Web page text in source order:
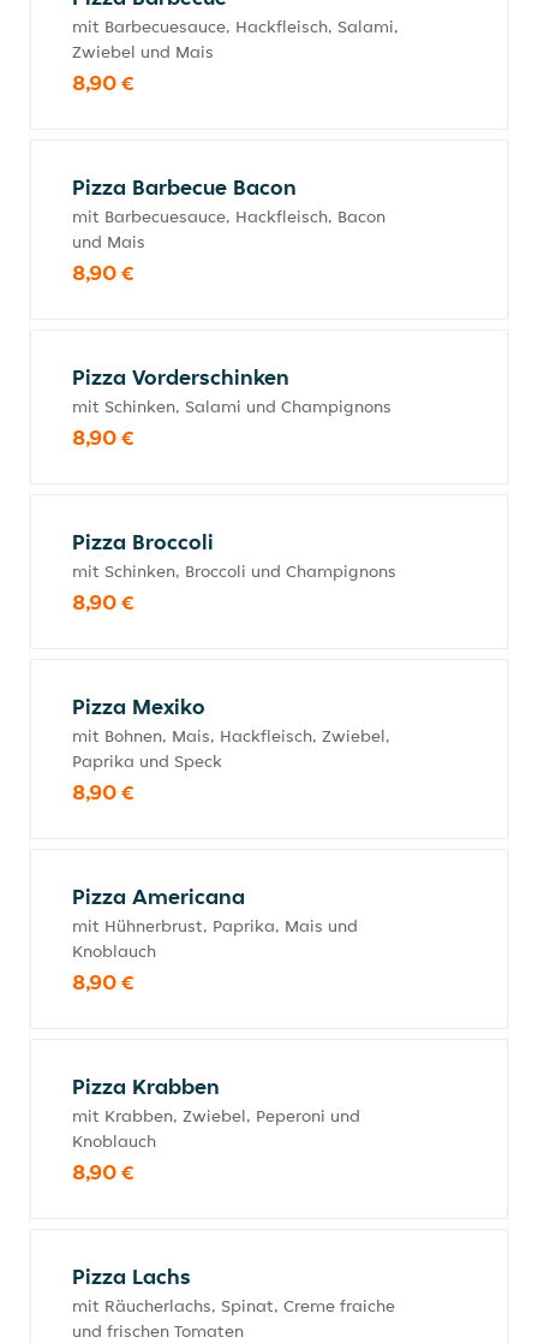
mit Barbecuesauce, Hackfleisch, Salami,
Zwiebel und Mais
8,90 €
Pizza Barbecue Bacon
mit Barbecuesauce, Hackfleisch, Bacon
und Mais
8,90 €
Pizza Vorderschinken
mit Schinken, Salami und Champignons
8,90 €
Pizza Broccoli
mit Schinken, Broccoli und Champignons
8,90 €
Pizza Mexiko
mit Bohnen, Mais, Hackfleisch, Zwiebel,
Paprika und Speck
8,90 €
Pizza Americana
mit Hühnerbrust, Paprika, Mais und
Knoblauch
8,90 €
Pizza Krabben
mit Krabben, Zwiebel, Peperoni und
Knoblauch
8,90 €
Pizza Lachs
mit Räucherlachs, Spinat, Creme fraiche
und frischen Tomaten